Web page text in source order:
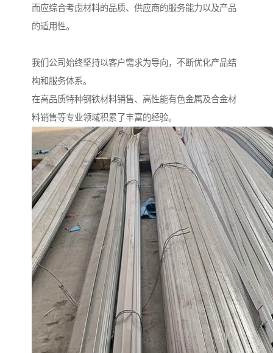
而应综合考虑材料的品质、供应商的服务能力以及产品
的适用性。
我们公司始终坚持以客户需求为导向，不断优化产品结
构和服务体系。
在高品质特种钢铁材料销售、高性能有色金属及合金材
料销售等专业领域积累了丰富的经验。